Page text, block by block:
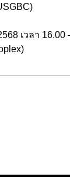
เวลา 16.00